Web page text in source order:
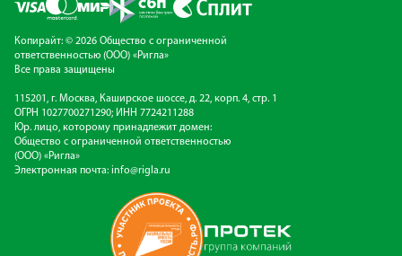
Копирайт: © 2026 Общество с ограниченной
ответственностью (ООО) «Ригла»
Все права защищены
115201, г. Москва, Каширское шоссе, д. 22, корп. 4, стр. 1
ОГРН 1027700271290; ИНН 7724211288
Юр. лицо, которому принадлежит домен:
Общество с ограниченной ответственностью
(ООО) «Ригла»
Электронная почта: info@rigla.ru